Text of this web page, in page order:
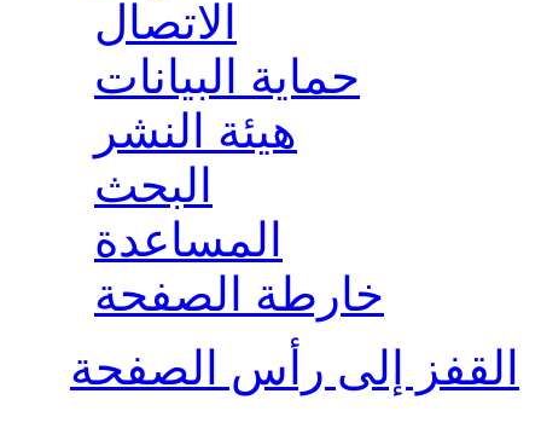
الاتصال
حماية البيانات
هيئة النشر
البحث
المساعدة
خارطة الصفحة
القفز إلى رأس الصفحة